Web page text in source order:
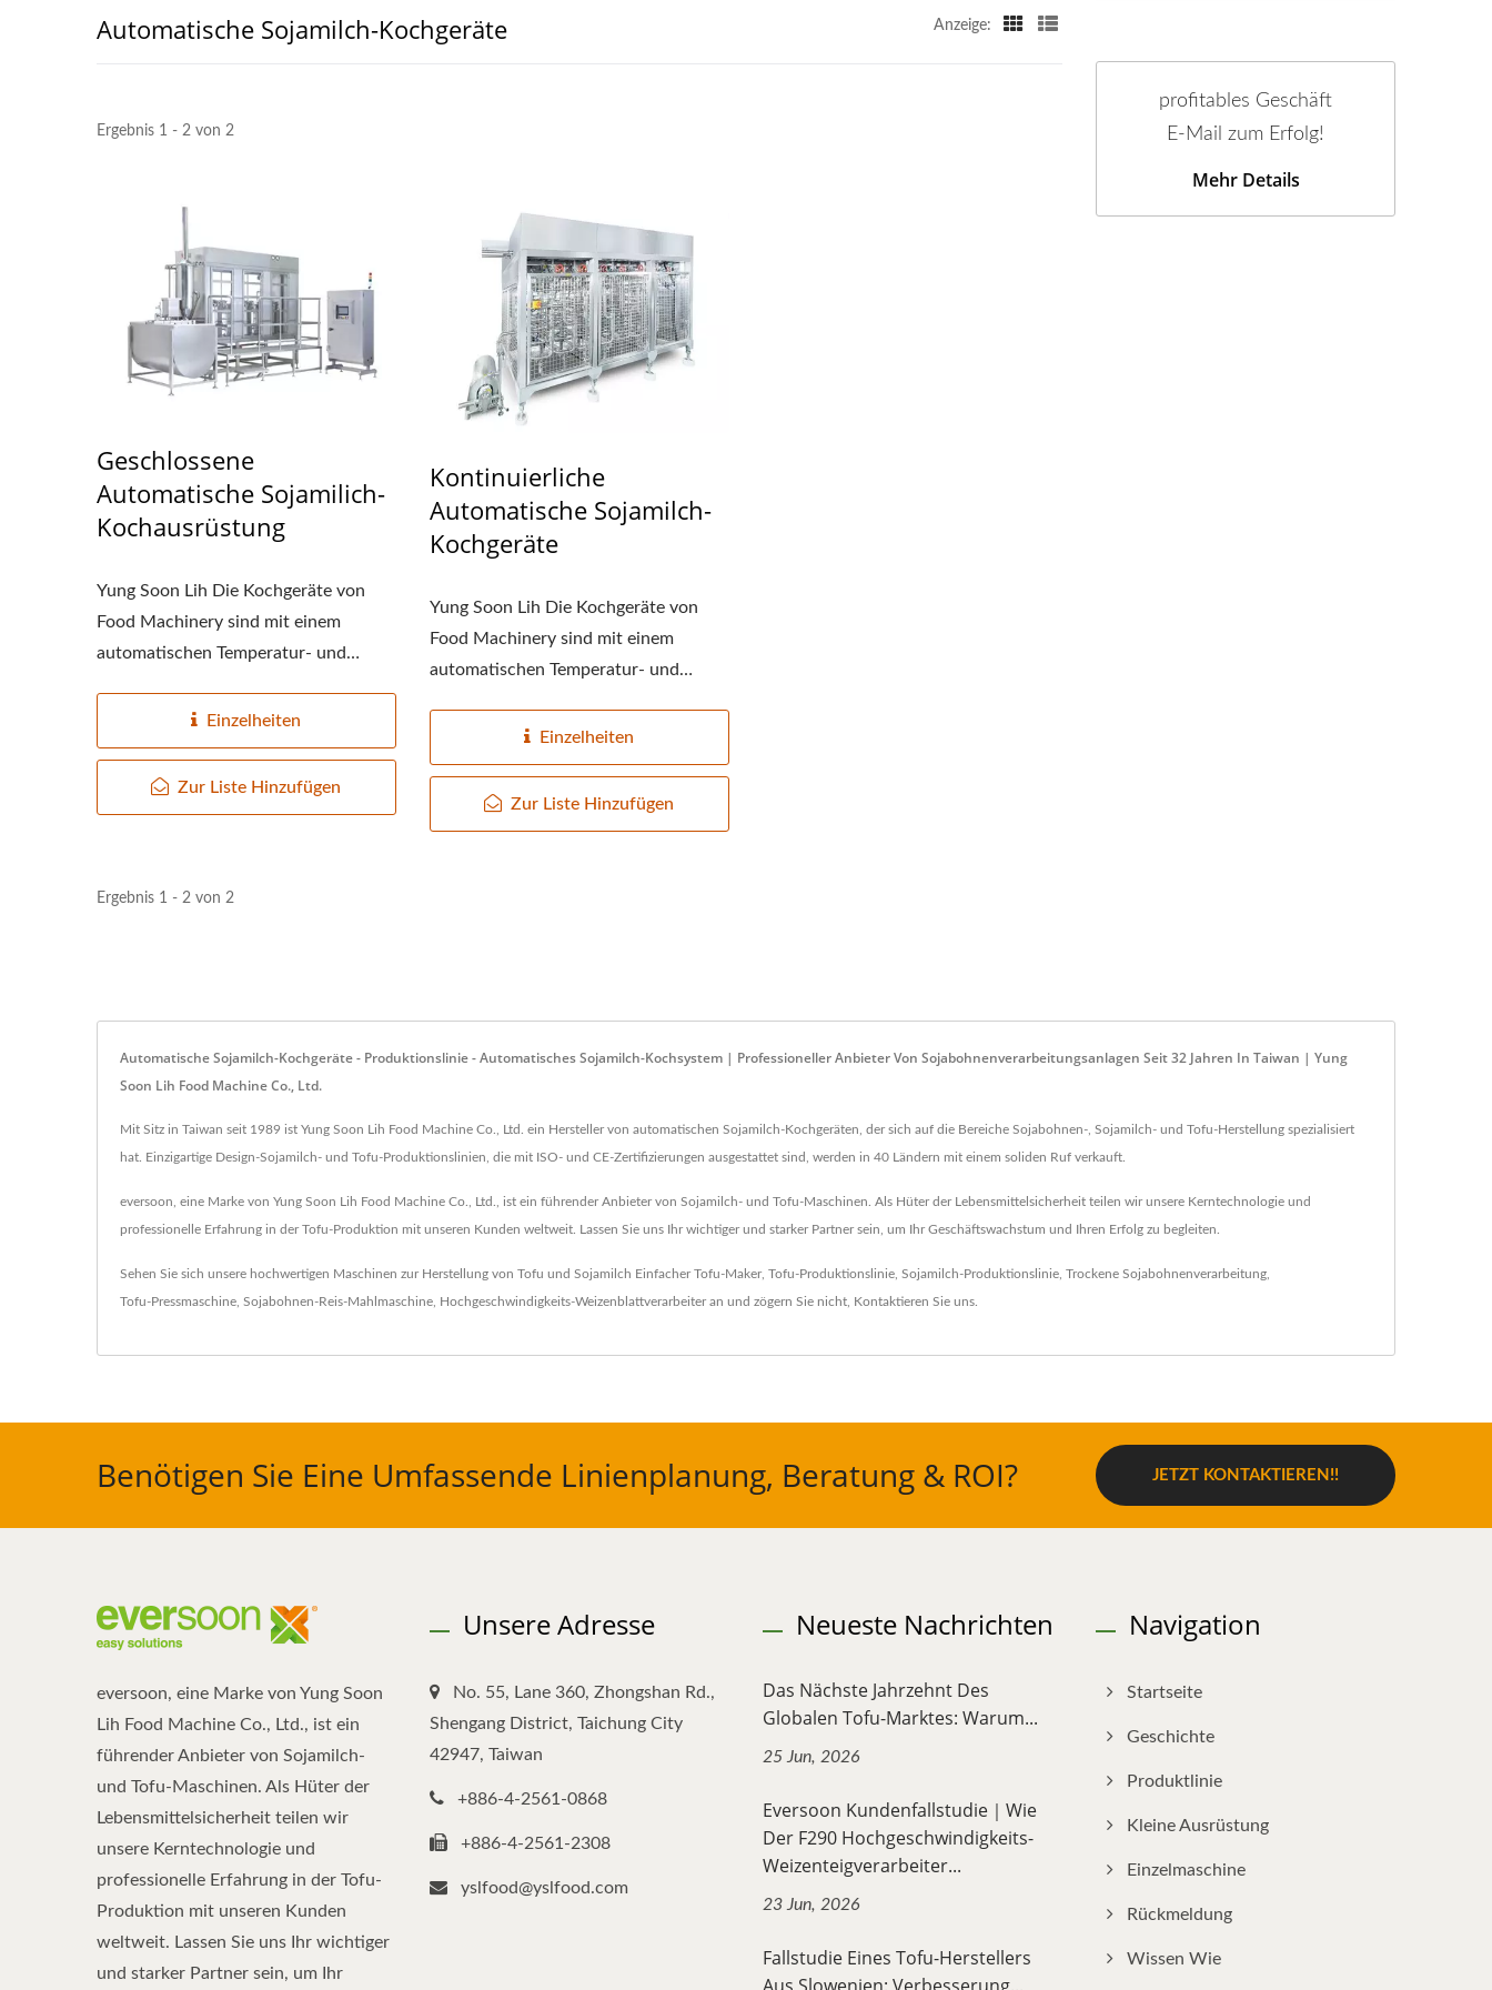
Automatische Sojamilch-Kochgeräte Anzeige:
Ergebnis 1 - 2 von 2
Geschlossene
Automatische Sojamilich-
Kochausrüstung
Yung Soon Lih Die Kochgeräte von
Food Machinery sind mit einem
automatischen Temperatur- und
Einzelheiten
Zur Liste Hinzufügen
Kontinuierliche
Automatische Sojamilch-
Kochgeräte
Yung Soon Lih Die Kochgeräte von
Food Machinery sind mit einem
automatischen Temperatur- und
Einzelheiten
Zur Liste Hinzufügen
Ergebnis 1 - 2 von 2
profitables Geschäft
E-Mail zum Erfolg!
Mehr Details
Automatische Sojamilch-Kochgeräte - Produktionslinie - Automatisches Sojamilch-Kochsystem | Professioneller Anbieter Von Sojabohnenverarbeitungsanlagen Seit 32 Jahren In Taiwan | Yung
Soon Lih Food Machine Co., Ltd.
Mit Sitz in Taiwan seit 1989 ist Yung Soon Lih Food Machine Co., Ltd. ein Hersteller von automatischen Sojamilch-Kochgeräten, der sich auf die Bereiche Sojabohnen-, Sojamilch- und Tofu-Herstellung spezialisiert
hat. Einzigartige Design-Sojamilch- und Tofu-Produktionslinien, die mit ISO- und CE-Zertifizierungen ausgestattet sind, werden in 40 Ländern mit einem soliden Ruf verkauft.
eversoon, eine Marke von Yung Soon Lih Food Machine Co., Ltd., ist ein führender Anbieter von Sojamilch- und Tofu-Maschinen. Als Hüter der Lebensmittelsicherheit teilen wir unsere Kerntechnologie und
professionelle Erfahrung in der Tofu-Produktion mit unseren Kunden weltweit. Lassen Sie uns Ihr wichtiger und starker Partner sein, um Ihr Geschäftswachstum und Ihren Erfolg zu begleiten.
Sehen Sie sich unsere hochwertigen Maschinen zur Herstellung von Tofu und Sojamilch Einfacher Tofu-Maker, Tofu-Produktionslinie Sojamilch-Produktionslinie Trockene Sojabohnenverarbeitung
Tofu-Pressmaschine Sojabohnen-Reis-Mahlmaschine Hochgeschwindigkeits-Weizenblattverarbeiteran und zögern Sie nicht, Kontaktieren Sie uns
Benötigen Sie Eine Umfassende Linienplanung, Beratung & ROI? JETZT KONTAKTIEREN!!
eversoon, eine Marke von Yung Soon
Lih Food Machine Co., Ltd., ist ein
führender Anbieter von Sojamilch-
und Tofu-Maschinen. Als Hüter der
Lebensmittelsicherheit teilen wir
unsere Kerntechnologie und
professionelle Erfahrung in der Tofu-
Produktion mit unseren Kunden
weltweit. Lassen Sie uns Ihr wichtiger
und starker Partner sein, um Ihr
Unsere Adresse
No. 55, Lane 360, Zhongshan Rd.,
Shengang District, Taichung City
42947, Taiwan
+886-4-2561-0868
+886-4-2561-2308
yslfood@yslfood.com
Neueste Nachrichten
Das Nächste Jahrzehnt Des
Globalen Tofu-Marktes: Warum...
25 Jun, 2026
Eversoon Kundenfallstudie｜Wie
Der F290 Hochgeschwindigkeits-
Weizenteigverarbeiter...
23 Jun, 2026
Fallstudie Eines Tofu-Herstellers
Navigation
Startseite
Geschichte
Produktlinie
Kleine Ausrüstung
Einzelmaschine
Rückmeldung
Wissen Wie